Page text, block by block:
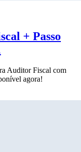
+ Passo
Auditor Fiscal com
agora!